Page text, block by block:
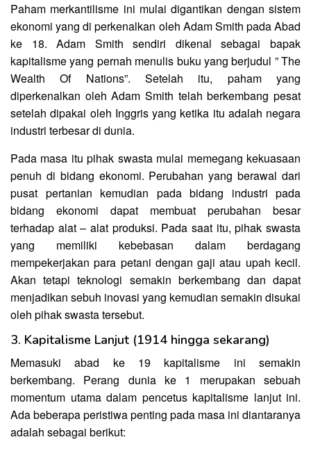
Paham merkantilisme ini mulai digantikan dengan sistem
ekonomi yang di perkenalkan oleh Adam Smith pada Abad
ke 18. Adam Smith sendiri dikenal sebagai bapak
kapitalisme yang pernah menulis buku yang berjudul ” The
Wealth Of Nations”. Setelah itu, paham yang
diperkenalkan oleh Adam Smith telah berkembang pesat
setelah dipakai oleh Inggris yang ketika itu adalah negara
industri terbesar di dunia.
Pada masa itu pihak swasta mulai memegang kekuasaan
penuh di bidang ekonomi. Perubahan yang berawal dari
pusat pertanian kemudian pada bidang industri pada
bidang ekonomi dapat membuat perubahan besar
terhadap alat – alat produksi. Pada saat itu, pihak swasta
yang memiliki kebebasan dalam berdagang
mempekerjakan para petani dengan gaji atau upah kecil.
Akan tetapi teknologi semakin berkembang dan dapat
menjadikan sebuh inovasi yang kemudian semakin disukai
oleh pihak swasta tersebut.
3. Kapitalisme Lanjut (1914 hingga sekarang)
Memasuki abad ke 19 kapitalisme ini semakin
berkembang. Perang dunia ke 1 merupakan sebuah
momentum utama dalam pencetus kapitalisme lanjut ini.
Ada beberapa peristiwa penting pada masa ini diantaranya
adalah sebagai berikut: